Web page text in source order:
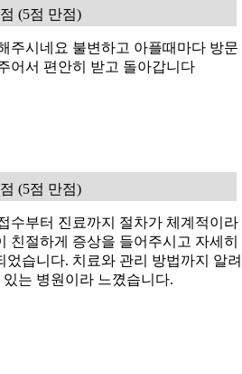
(5점 만점)
주시네요 불변하고 아플때마다 방문
어서 편안히 받고 돌아갑니다
(5점 만점)
수부터 진료까지 절차가 체계적이라
친절하게 증상을 들어주시고 자세히
었습니다. 치료와 관리 방법까지 알려
는 병원이라 느꼈습니다.